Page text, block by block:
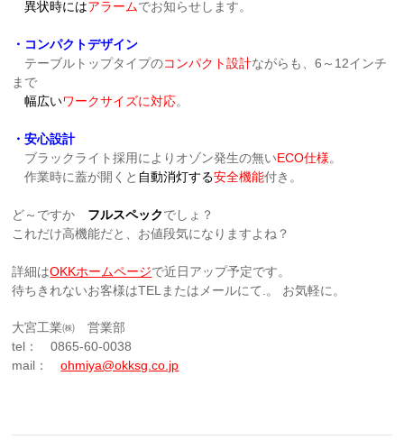
異状時にはアラームでお知らせします。
・コンパクトデザイン
テーブルトップタイプのコンパクト設計ながらも、6～12インチ
まで
幅広いワークサイズに対応。
・安心設計
ブラックライト採用によりオゾン発生の無いECO仕様。
作業時に蓋が開くと 自動消灯する安全機能付き。
ど～ですか フルスペックでしょ？
これだけ高機能だと、お値段気になりますよね？
詳細はOKKホームページで近日アップ予定です。
待ちきれないお客様はTELまたはメールにて.。 お気軽に。
大宮工業㈱ 営業部
tel： 0865-60-0038
mail：ohmiya@okksg.co.jp